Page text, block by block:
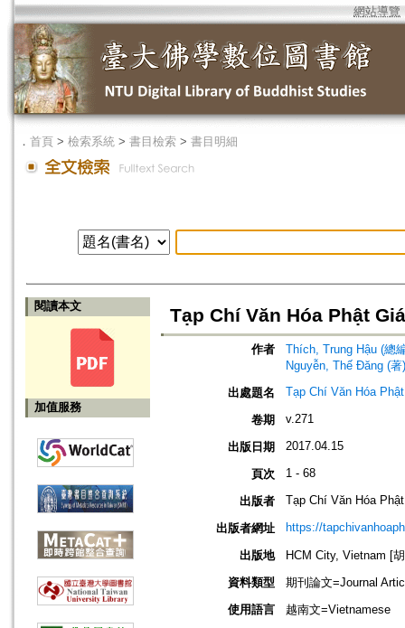
網站導覽
． 首頁 > 檢索系統 > 書目檢索 > 書目明細
閱讀本文
加值服務
Tạp Chí Văn Hóa Phật
作者
Thích, Trung Hậu (總
Nguyễn, Thế Đăng (著)
出處題名
Tạp Chí Văn Hóa
卷期 v.271
出版日期 2017.04.15
頁次 1 - 68
出版者 Tạp Chí Văn Hóa
出版者網址 https://
出版地
HCM City, Vietnam [
資料類型
期刊論文=Journal
使用語言
越南文=Vietnamese